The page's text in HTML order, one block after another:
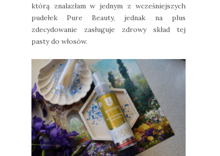
którą znalazłam w jednym z wcześniejszych
pudełek Pure Beauty, jednak na plus
zdecydowanie zasługuje zdrowy skład tej
pasty do włosów.